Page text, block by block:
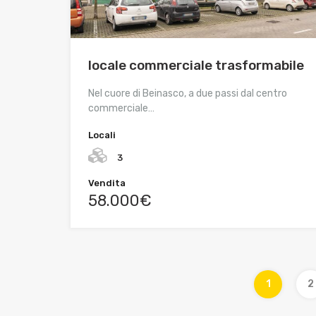
locale commerciale trasformabile
Nel cuore di Beinasco, a due passi dal centro
commerciale…
Locali
3
Vendita
58.000€
1 2